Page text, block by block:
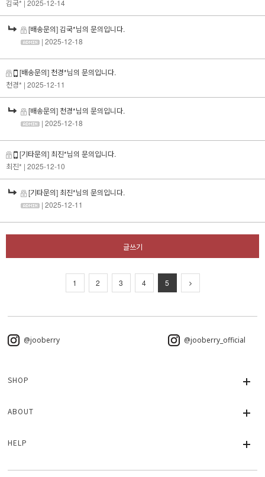
김국* | 2025-12-14
[배송문의] 김국*님의 문의입니다.
| 2025-12-18
[배송문의] 천경*님의 문의입니다.
천경* | 2025-12-11
[배송문의] 천경*님의 문의입니다.
| 2025-12-18
[기타문의] 최진*님의 문의입니다.
최진* | 2025-12-10
[기타문의] 최진*님의 문의입니다.
| 2025-12-11
글쓰기
1 2 3 4 5
@jooberry @jooberry_official
SHOP
ABOUT
HELP